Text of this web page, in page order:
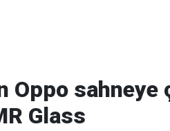
sahneye
Glass